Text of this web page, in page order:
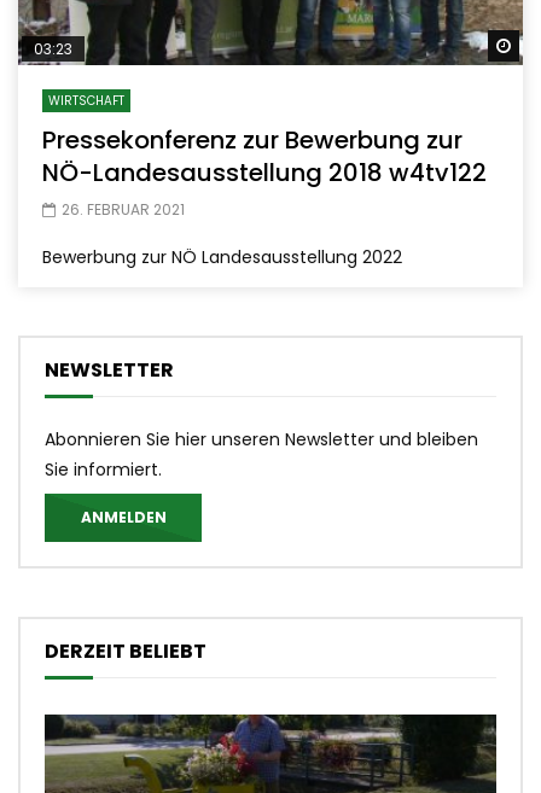
03:23
WIRTSCHAFT
Pressekonferenz zur Bewerbung zur
NÖ-Landesausstellung 2018 w4tv122
26. FEBRUAR 2021
Bewerbung zur NÖ Landesausstellung 2022
NEWSLETTER
Abonnieren Sie hier unseren Newsletter und bleiben
Sie informiert.
ANMELDEN
DERZEIT BELIEBT